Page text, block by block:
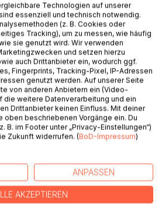
die harmlos beginnen und
geht es um Begehren,
Entscheidungen, die man später
echt. Ein Treppenhaus, das nach
Zirkuszelt im Wind. Ein See, der
ihm anvertraut.
Technologien auf unserer
essenziell und technisch notwendig.
(z. B. Cookies oder
Tracking), um zu messen, wie häufig
sie genutzt wird. Wir verwenden
und setzen hierzu
auch Drittanbieter ein, wodurch ggf.
Fingerprints, Tracking-Pixel, IP-Adressen
genutzt werden. Auf unserer Seite
von anderen Anbietern ein (Video-
die weitere Datenverarbeitung und ein
Drittanbieter keinen Einfluss. Mit deiner
oben beschriebenen Vorgänge ein. Du
B. im Footer unter „Privacy-Einstellungen“)
Zukunft widerrufen. (BoD-Impressum)
ANPASSEN
AKZEPTIEREN